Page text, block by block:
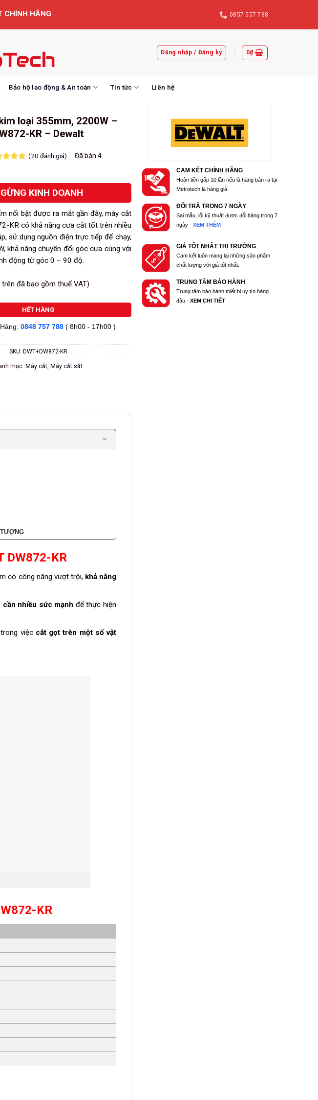
CHÍNH HÃNG 0857 557 788
Đăng nhập / Đăng ký 0₫
Bảo hộ lao động & An toàn Tin tức Liên hệ
loại 355mm, 2200W –
KR – Dewalt
giá
(20 đánh giá) Đã bán 4
KINH DOANH
nổi bật được ra mắt gần đây, máy cắt
KR có khả năng cưa cắt tốt trên nhiều
sử dụng nguồn điện trực tiếp để chạy,
khả năng chuyển đối góc cưa cùng với
động từ góc 0 – 90 độ.
trên đã bao gồm thuế VAT)
HẾT HÀNG
Hàng:0848 757 788 ( 8h00 - 17h00 )
SKU: DWT+DW872-KR
mục: Máy cắt, Máy cắt sắt
CAM KẾT CHÍNH HÃNG
Hoàn tiền gấp 10 lần nếu là hàng bán ra tại
Metrotech là hàng giả.
ĐỔI TRẢ TRONG 7 NGÀY
Sai mẫu, lỗi kỹ thuật được đỗi hàng trong 7
ngày -XEM THÊM
GIÁ TỐT NHẤT THỊ TRƯỜNG
Cam kết luôn mang lại những sản phẩm
chất lượng với giá tốt nhất.
TRUNG TÂM BẢO HÀNH
Trung tâm bảo hành thiết bị uy tín hàng
đầu - XEM CHI TIẾT
DW872-KR
có công năng vượt trội,khả năng
cần nhiều sức mạnh để thực hiện
việc cắt gọt trên một số vật
KR